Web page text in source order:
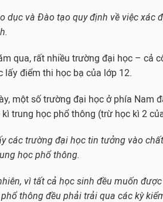
dục và Đào tạo quy định về việc xác
qua, rất nhiều trường đại học – cả
lấy điểm thi học bạ của lớp 12.
một số trường đại học ở phía Nam
trung học phổ thông (trừ học kì 2
các trường đại học tin tưởng vào
học phổ thông.
vì tất cả học sinh đều muốn
thông đều phải trải qua các kỳ